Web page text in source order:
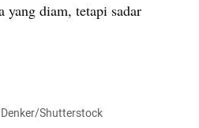
yang diam, tetapi sadar
Shutterstock